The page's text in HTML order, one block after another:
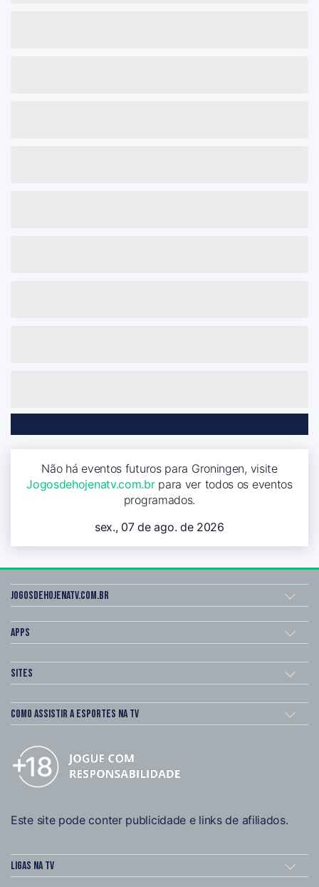
Não há eventos futuros para Groningen, visite
Jogosdehojenatv.com.brpara ver todos os eventos
programados.
sex., 07 de ago. de 2026
Jogosdehojenatv.com.br
Apps
Sites
Como assistir a esportes na TV
Este site pode conter publicidade e links de afiliados.
Ligas na TV